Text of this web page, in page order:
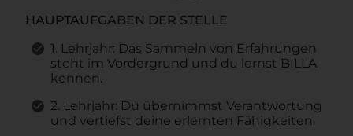
HAUPTAUFGABEN DER STELLE
1. Lehrjahr: Das Sammeln von Erfahrungen
steht im Vordergrund und du lernst BILLA
kennen.
2. Lehrjahr: Du übernimmst Verantwortung
und vertiefst deine erlernten Fähigkeiten.